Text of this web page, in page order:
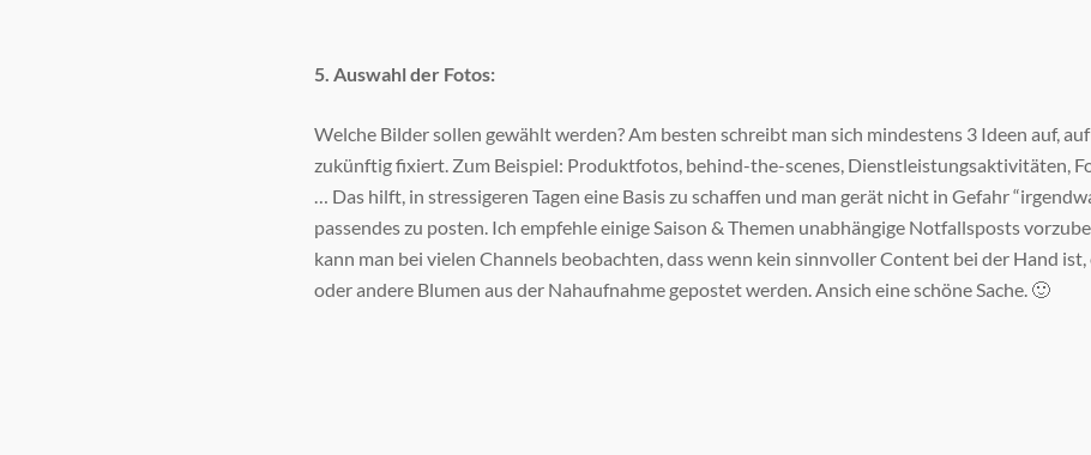
5. Auswahl der Fotos:
Welche Bilder sollen gewählt werden? Am besten schreibt man sich mindestens 3 Ideen auf,
zukünftig fixiert. Zum Beispiel: Produktfotos, behind-the-scenes, Dienstleistungsaktivitäten,
… Das hilft, in stressigeren Tagen eine Basis zu schaffen und man gerät nicht in Gefahr
passendes zu posten. Ich empfehle einige Saison & Themen unabhängige Notfallsposts
kann man bei vielen Channels beobachten, dass wenn kein sinnvoller Content bei der Hand
oder andere Blumen aus der Nahaufnahme gepostet werden. Ansich eine schöne Sache. 🙂